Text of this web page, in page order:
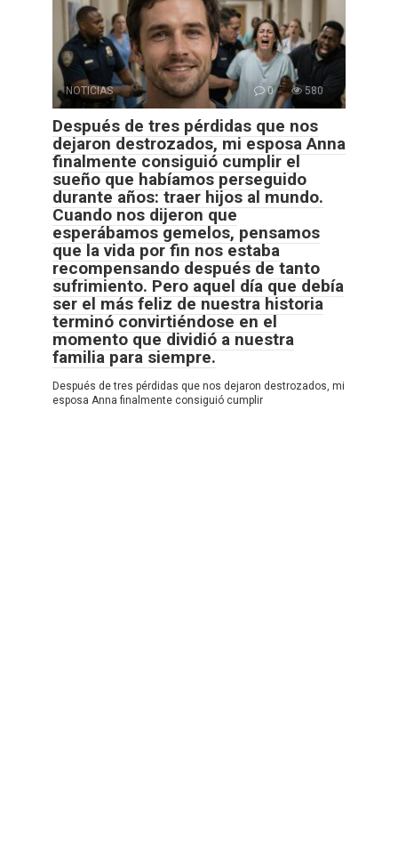
NOTICIAS 0 580
Después de tres pérdidas que nos
dejaron destrozados, mi esposa Anna
finalmente consiguió cumplir el
sueño que habíamos perseguido
durante años: traer hijos al mundo.
Cuando nos dijeron que
esperábamos gemelos, pensamos
que la vida por fin nos estaba
recompensando después de tanto
sufrimiento. Pero aquel día que debía
ser el más feliz de nuestra historia
terminó convirtiéndose en el
momento que dividió a nuestra
familia para siempre.
Después de tres pérdidas que nos dejaron destrozados, mi
esposa Anna finalmente consiguió cumplir